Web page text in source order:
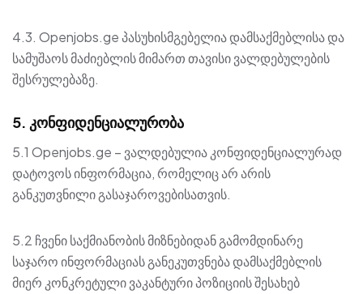
4.3. Openjobs.ge პასუხისმგებელია დამსაქმებლისა და
სამუშაოს მაძიებლის მიმართ თავისი ვალდებულების
შესრულებაზე.
5. კონფიდენციალურობა
5.1 Openjobs.ge – ვალდებულია კონფიდენციალურად
დატოვოს ინფორმაცია, რომელიც არ არის
განკუთვნილი გასაჯაროვებისათვის.
5.2 ჩვენი საქმიანობის მიზნებიდან გამომდინარე
საჯარო ინფორმაციას განეკუთვნება დამსაქმებლის
მიერ კონკრეტული ვაკანტური პოზიციის შესახებ